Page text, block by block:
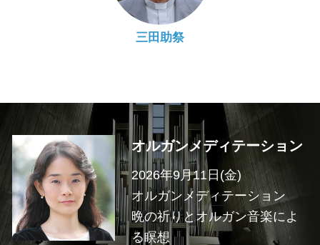
三田助祭
オルガンメディテーション
2026年9月11日(金)
オルガンメディテーション
晩の祈りとオルガン音楽によ
る瞑想